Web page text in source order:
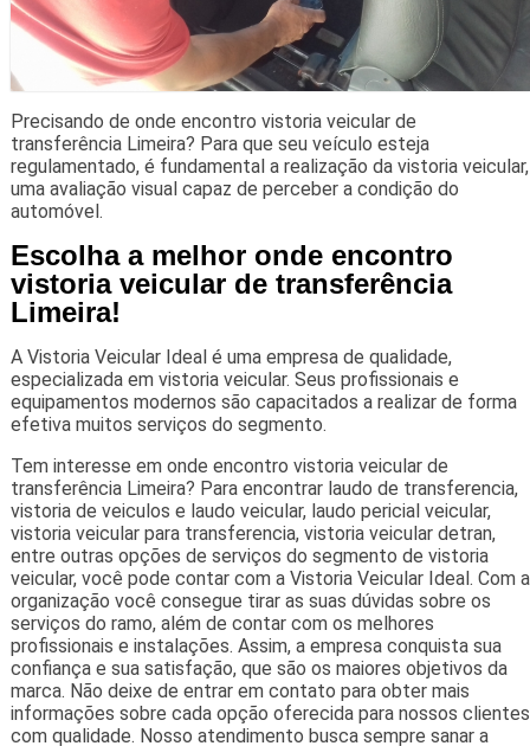
Precisando de onde encontro vistoria veicular de
transferência Limeira? Para que seu veículo esteja
regulamentado, é fundamental a realização da vistoria veicular,
uma avaliação visual capaz de perceber a condição do
automóvel.
Escolha a melhor onde encontro
vistoria veicular de transferência
Limeira!
A Vistoria Veicular Ideal é uma empresa de qualidade,
especializada em vistoria veicular. Seus profissionais e
equipamentos modernos são capacitados a realizar de forma
efetiva muitos serviços do segmento.
Tem interesse em onde encontro vistoria veicular de
transferência Limeira? Para encontrar laudo de transferencia,
vistoria de veiculos e laudo veicular, laudo pericial veicular,
vistoria veicular para transferencia, vistoria veicular detran,
entre outras opções de serviços do segmento de vistoria
veicular, você pode contar com a Vistoria Veicular Ideal. Com a
organização você consegue tirar as suas dúvidas sobre os
serviços do ramo, além de contar com os melhores
profissionais e instalações. Assim, a empresa conquista sua
confiança e sua satisfação, que são os maiores objetivos da
marca. Não deixe de entrar em contato para obter mais
informações sobre cada opção oferecida para nossos clientes
com qualidade. Nosso atendimento busca sempre sanar a